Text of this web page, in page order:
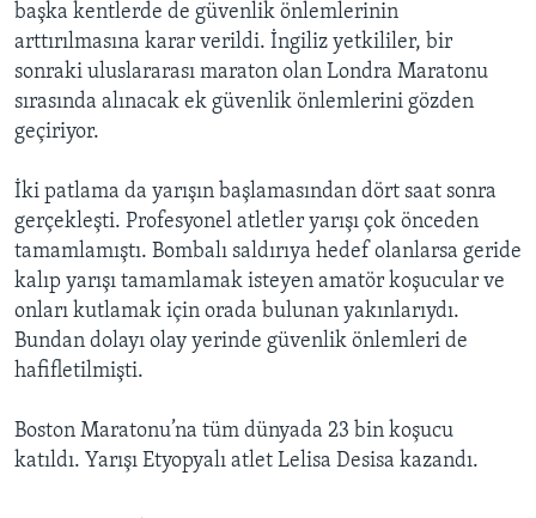
başka kentlerde de güvenlik önlemlerinin
arttırılmasına karar verildi. İngiliz yetkililer, bir
sonraki uluslararası maraton olan Londra Maratonu
sırasında alınacak ek güvenlik önlemlerini gözden
geçiriyor.
İki patlama da yarışın başlamasından dört saat sonra
gerçekleşti. Profesyonel atletler yarışı çok önceden
tamamlamıştı. Bombalı saldırıya hedef olanlarsa geride
kalıp yarışı tamamlamak isteyen amatör koşucular ve
onları kutlamak için orada bulunan yakınlarıydı.
Bundan dolayı olay yerinde güvenlik önlemleri de
hafifletilmişti.
Boston Maratonu’na tüm dünyada 23 bin koşucu
katıldı. Yarışı Etyopyalı atlet Lelisa Desisa kazandı.